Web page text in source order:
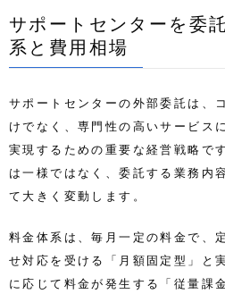
サポートセンターを委
系と費用相場
サポートセンターの外部委託は、
けでなく、専門性の高いサービス
実現するための重要な経営戦略で
は一様ではなく、委託する業務内
て大きく変動します。
料金体系は、毎月一定の料金で、
せ対応を受ける「月額固定型」と
に応じて料金が発生する「従量課